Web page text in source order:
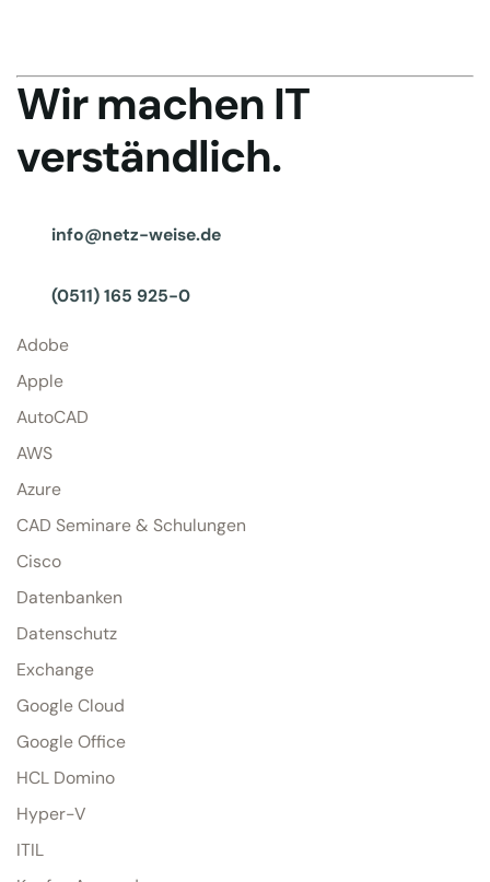
Wir machen IT
verständlich.
info@netz-weise.de
(0511) 165 925-0
Adobe
Apple
AutoCAD
AWS
Azure
CAD Seminare & Schulungen
Cisco
Datenbanken
Datenschutz
Exchange
Google Cloud
Google Office
HCL Domino
Hyper-V
ITIL